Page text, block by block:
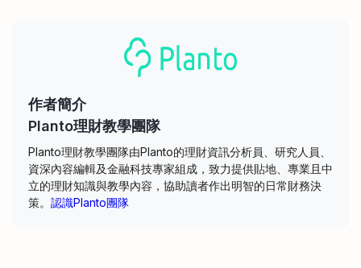
作者簡介
Planto理財教學團隊
Planto理財教學團隊由Planto的理財資訊分析員、研究人員、
資深內容編輯及金融科技專家組成，致力提供貼地、專業且中
立的理財知識與教學內容，協助讀者作出明智的日常財務決
策。 認識Planto團隊